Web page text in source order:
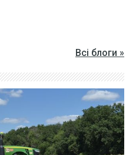
Всі блоги »